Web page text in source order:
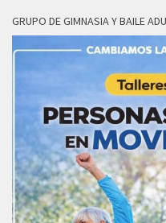
GRUPO DE GIMNASIA Y BAILE